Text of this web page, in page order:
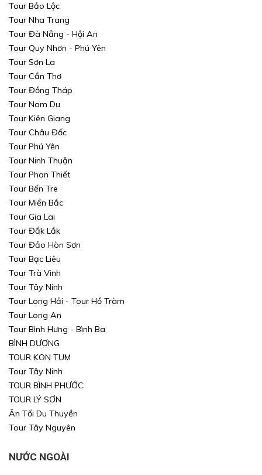
Tour Bảo Lộc
Tour Nha Trang
Tour Đà Nẵng - Hội An
Tour Quy Nhơn - Phú Yên
Tour Sơn La
Tour Cần Thơ
Tour Đồng Tháp
Tour Nam Du
Tour Kiên Giang
Tour Châu Đốc
Tour Phú Yên
Tour Ninh Thuận
Tour Phan Thiết
Tour Bến Tre
Tour Miền Bắc
Tour Gia Lai
Tour Đắk Lắk
Tour Đảo Hòn Sơn
Tour Bạc Liêu
Tour Trà Vinh
Tour Tây Ninh
Tour Long Hải - Tour Hồ Tràm
Tour Long An
Tour Bình Hưng - Bình Ba
BÌNH DƯƠNG
TOUR KON TUM
Tour Tây Ninh
TOUR BÌNH PHƯỚC
TOUR LÝ SƠN
Ăn Tối Du Thuyền
Tour Tây Nguyên
NƯỚC NGOÀI